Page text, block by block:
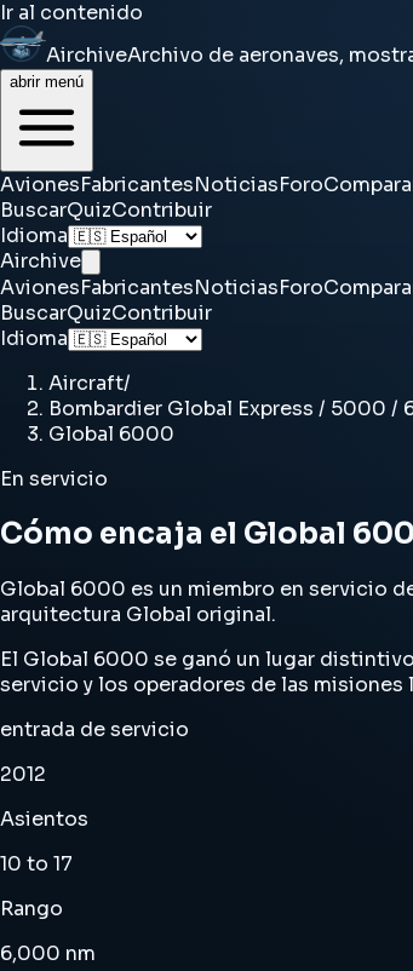
Ir al contenido
AirchiveArchivo de aeronaves,
abrir menú
AvionesFabricantesNoticiasForo
BuscarQuizContribuir
Idioma
Airchive
AvionesFabricantesNoticiasForo
BuscarQuizContribuir
Idioma
Aircraft/
Bombardier Global Express / 5000 /
Global 6000
En servicio
Cómo encaja el Global
Global 6000 es un miembro en servicio
arquitectura Global original.
El Global 6000 se ganó un lugar
servicio y los operadores de las misiones
entrada de servicio
2012
Asientos
10 to 17
Rango
6,000 nm